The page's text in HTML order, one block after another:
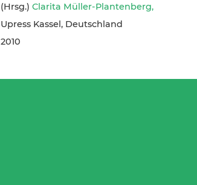
(Hrsg.) Clarita Müller-Plantenberg,
Upress Kassel, Deutschland
2010